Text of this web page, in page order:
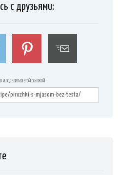
с друзьями:
И ПОДЕЛИТЬСЯ ЭТОЙ ССЫЛКОЙ